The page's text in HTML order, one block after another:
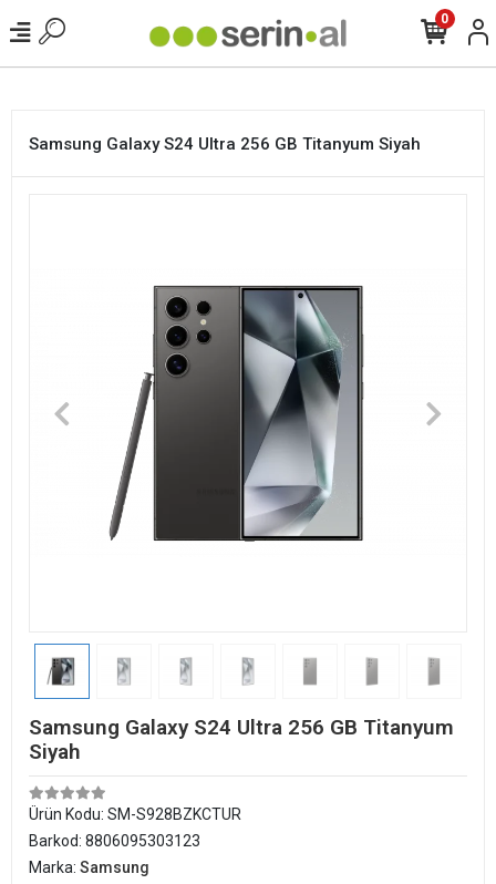
0
Samsung Galaxy S24 Ultra 256 GB Titanyum Siyah
Samsung Galaxy S24 Ultra 256 GB Titanyum
Siyah
Ürün Kodu: SM-S928BZKCTUR
Barkod: 8806095303123
Marka: Samsung